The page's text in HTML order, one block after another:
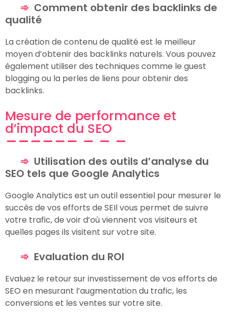
Comment obtenir des backlinks de
qualité
La création de contenu de qualité est le meilleur
moyen d’obtenir des backlinks naturels. Vous pouvez
également utiliser des techniques comme le guest
blogging ou la perles de liens pour obtenir des
backlinks.
Mesure de performance et
d’impact du SEO
Utilisation des outils d’analyse du
SEO tels que Google Analytics
Google Analytics est un outil essentiel pour mesurer le
succès de vos efforts de SEIl vous permet de suivre
votre trafic, de voir d’où viennent vos visiteurs et
quelles pages ils visitent sur votre site.
Evaluation du ROI
Evaluez le retour sur investissement de vos efforts de
SEO en mesurant l’augmentation du trafic, les
conversions et les ventes sur votre site.